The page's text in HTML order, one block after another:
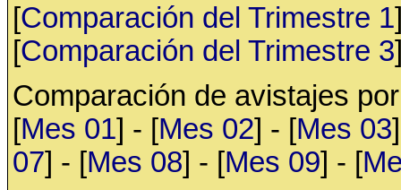
[Comparación del Trimestre 1
[Comparación del Trimestre 3
Comparación de avistajes
[Mes 01] - [Mes 02] - [Mes 03
07] - [Mes 08] - [Mes 09] - [